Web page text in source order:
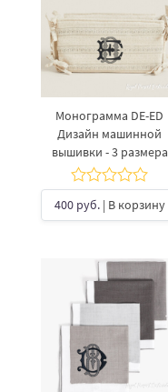
Монограмма DE-ED
Дизайн машинной
вышивки - 3 размера
400 руб.| В корзину